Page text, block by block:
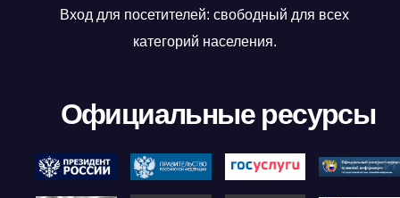
Вход для посетителей: свободный для всех
категорий населения.
Официальные ресурсы